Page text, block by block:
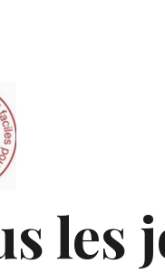
les